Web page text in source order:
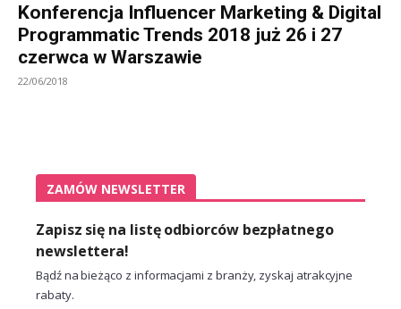
Konferencja Influencer Marketing & Digital
Programmatic Trends 2018 już 26 i 27
czerwca w Warszawie
22/06/2018
ZAMÓW NEWSLETTER
Zapisz się na listę odbiorców bezpłatnego
newslettera!
Bądź na bieżąco z informacjami z branży, zyskaj atrakcyjne
rabaty.